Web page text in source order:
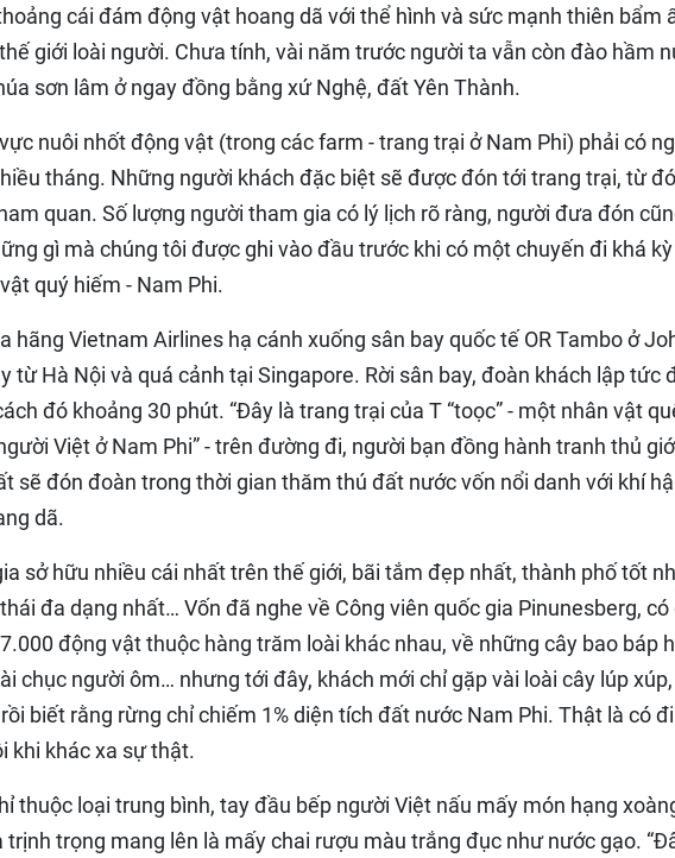
cái đám động vật hoang dã với thể hình và sức mạnh thiên bẩm
giới loài người. Chưa tính, vài năm trước người ta vẫn còn đào hầm
sơn lâm ở ngay đồng bằng xứ Nghệ, đất Yên Thành.
nuôi nhốt động vật (trong các farm - trang trại ở Nam Phi) phải có
tháng. Những người khách đặc biệt sẽ được đón tới trang trại, từ
quan. Số lượng người tham gia có lý lịch rõ ràng, người đưa đón
gì mà chúng tôi được ghi vào đầu trước khi có một chuyến đi khá
quý hiếm - Nam Phi.
hãng Vietnam Airlines hạ cánh xuống sân bay quốc tế OR Tambo ở
từ Hà Nội và quá cảnh tại Singapore. Rời sân bay, đoàn khách lập tức
đó khoảng 30 phút. “Đây là trang trại của T “toọc” - một nhân vật
Việt ở Nam Phi” - trên đường đi, người bạn đồng hành tranh thủ
sẽ đón đoàn trong thời gian thăm thú đất nước vốn nổi danh với khí
dã.
sở hữu nhiều cái nhất trên thế giới, bãi tắm đẹp nhất, thành phố tốt
đa dạng nhất… Vốn đã nghe về Công viên quốc gia Pinunesberg,
động vật thuộc hàng trăm loài khác nhau, về những cây bao báp
chục người ôm… nhưng tới đây, khách mới chỉ gặp vài loài cây lúp
biết rằng rừng chỉ chiếm 1% diện tích đất nước Nam Phi. Thật là có
khi khác xa sự thật.
thuộc loại trung bình, tay đầu bếp người Việt nấu mấy món hạng
trọng mang lên là mấy chai rượu màu trắng đục như nước gạo.